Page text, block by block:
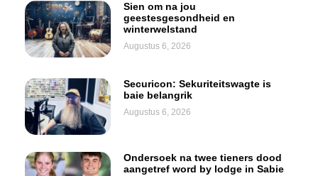
Sien om na jou
geestesgesondheid en
winterwelstand
Augustus 6, 2026
Securicon: Sekuriteitswagte is
baie belangrik
Augustus 6, 2026
Ondersoek na twee tieners dood
aangetref word by lodge in Sabie